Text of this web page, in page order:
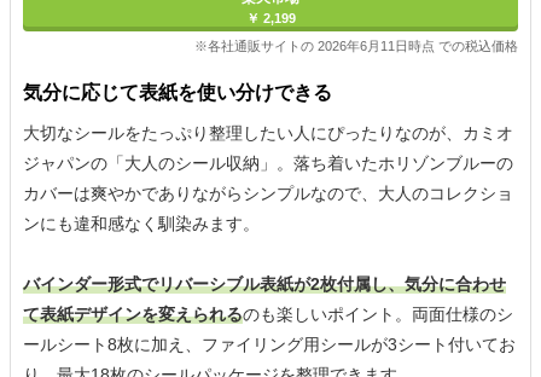
￥ 2,199
※各社通販サイトの 2026年6月11日時点 での税込価格
気分に応じて表紙を使い分けできる
大切なシールをたっぷり整理したい人にぴったりなのが、カミオ
ジャパンの「大人のシール収納」。落ち着いたホリゾンブルーの
カバーは爽やかでありながらシンプルなので、大人のコレクショ
ンにも違和感なく馴染みます。
バインダー形式でリバーシブル表紙が2枚付属し、気分に合わせ
て表紙デザインを変えられるのも楽しいポイント。両面仕様のシ
ールシート8枚に加え、ファイリング用シールが3シート付いてお